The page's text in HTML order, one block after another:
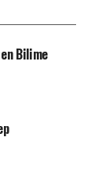
dikkat
fırsatı
Bilime